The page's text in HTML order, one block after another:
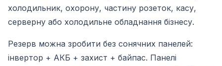
холодильник, охорону, частину розеток, касу,
серверну або холодильне обладнання бізнесу.
Резерв можна зробити без сонячних панелей:
інвертор + АКБ + захист + байпас. Панелі